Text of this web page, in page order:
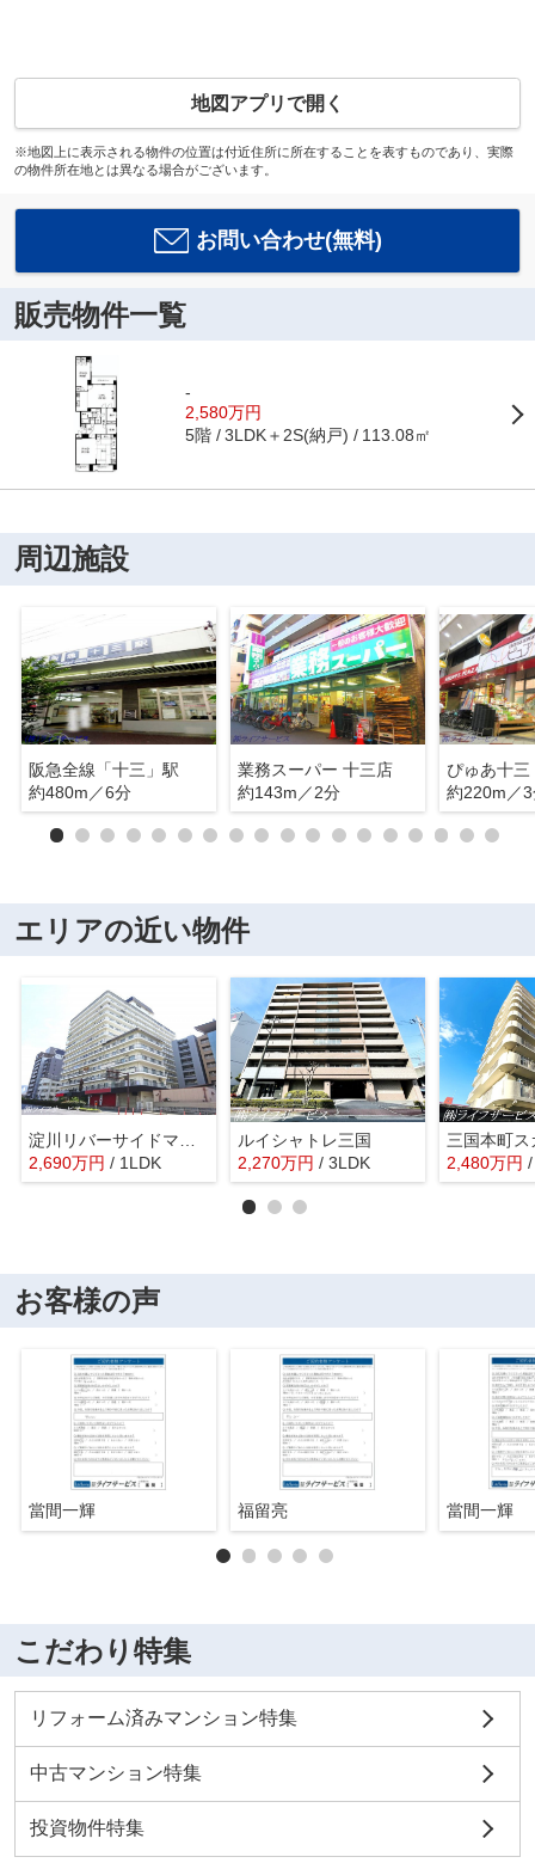
地図アプリで開く
※地図上に表示される物件の位置は付近住所に所在することを表すものであり、実際
の物件所在地とは異なる場合がございます。
お問い合わせ(無料)
販売物件一覧
-
2,580万円
5階 3LDK＋2S(納戸) 113.08㎡
周辺施設
阪急全線「十三」駅
約480m／6分
業務スーパー 十三店
約143m／2分
ぴゅあ十三
約220m／
エリアの近い物件
2,690万円 / 1LDK
ルイシャトレ三国
2,270万円 / 3LDK
三国本町
2,480万円
お客様の声
當間一輝 福留亮 當間一輝
こだわり特集
リフォーム済みマンション特集
中古マンション特集
投資物件特集